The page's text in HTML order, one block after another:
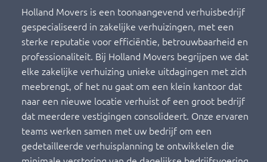
Holland Movers is een toonaangevend verhuisbedrijf
gespecialiseerd in zakelijke verhuizingen, met een
sterke reputatie voor efficiëntie, betrouwbaarheid en
professionaliteit. Bij Holland Movers begrijpen we dat
elke zakelijke verhuizing unieke uitdagingen met zich
meebrengt, of het nu gaat om een klein kantoor dat
naar een nieuwe locatie verhuist of een groot bedrijf
dat meerdere vestigingen consolideert. Onze ervaren
teams werken samen met uw bedrijf om een
gedetailleerde verhuisplanning te ontwikkelen die